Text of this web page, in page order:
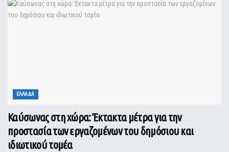
ΕΛΛΑΔΑ
Καύσωνας στη χώρα: Έκτακτα μέτρα για την
προστασία των εργαζομένων του δημόσιου και
ιδιωτικού τομέα